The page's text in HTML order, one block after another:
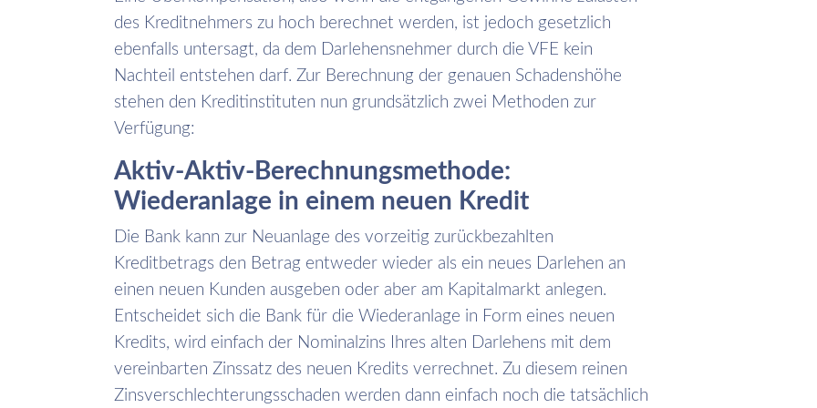
des Kreditnehmers zu hoch berechnet werden, ist jedoch gesetzlich
ebenfalls untersagt, da dem Darlehensnehmer durch die VFE kein
Nachteil entstehen darf. Zur Berechnung der genauen Schadenshöhe
stehen den Kreditinstituten nun grundsätzlich zwei Methoden zur
Verfügung:
Aktiv-Aktiv-Berechnungsmethode:
Wiederanlage in einem neuen Kredit
Die Bank kann zur Neuanlage des vorzeitig zurückbezahlten
Kreditbetrags den Betrag entweder wieder als ein neues Darlehen an
einen neuen Kunden ausgeben oder aber am Kapitalmarkt anlegen.
Entscheidet sich die Bank für die Wiederanlage in Form eines neuen
Kredits, wird einfach der Nominalzins Ihres alten Darlehens mit dem
vereinbarten Zinssatz des neuen Kredits verrechnet. Zu diesem reinen
Zinsverschlechterungsschaden werden dann einfach noch die tatsächlich